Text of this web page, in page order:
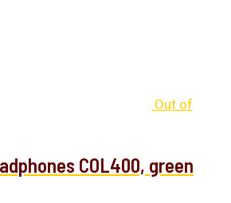
Out of
COL400, green